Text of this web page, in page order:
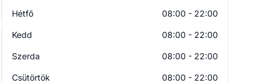
Hétfő 08:00 - 22:00
Kedd 08:00 - 22:00
Szerda 08:00 - 22:00
Csütörtök 08:00 - 22:00